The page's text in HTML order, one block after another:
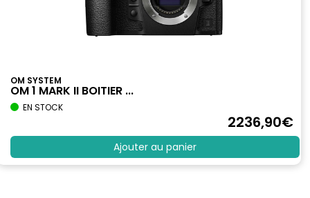
OM SYSTEM
OM 1 MARK II BOITIER ...
EN STOCK
2236,90€
Ajouter au panier